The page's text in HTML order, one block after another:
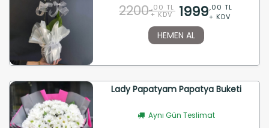
2200 ,00 TL
+ KDV 1999,00 TL
+ KDV
HEMEN AL
Lady Papatyam Papatya Buketi
Aynı Gün Teslimat